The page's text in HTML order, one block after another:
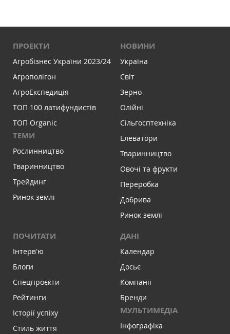
ПРОЕКТИ
Агробізнес України 2023/24
Агрополігон
АгроЕкспедиція
ТОП 100 латифундистів
ТОП Organic
ТЕМИ
Рослинництво
Тваринництво
Трейдинг
Ринок землі
НОВИНИ
Україна
Світ
Зерно
Олійні
Сільгосптехніка
Елеватори
Тваринництво
Овочі та фрукти
Переробка
Добрива
Ринок землі
ПОЧИТАТИ
Інтервʼю
Блоги
Спецпроєкти
Рейтинги
Історії успіху
Стиль життя
ДАНІ
Календар
Досьє
Компанії
Бренди
МУЛЬТИМЕДІА
Інфографіка